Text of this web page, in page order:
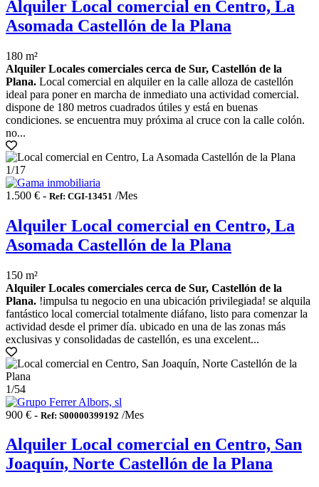
Alquiler Local comercial en Centro, La
Asomada Castellón de la Plana
180 m²
Alquiler Locales comerciales cerca de Sur, Castellón de la
Plana. Local comercial en alquiler en la calle alloza de castellón
ideal para poner en marcha de inmediato una actividad comercial.
dispone de 180 metros cuadrados útiles y está en buenas
condiciones. se encuentra muy próxima al cruce con la calle colón.
no...
1/17
1.500 € - Ref: CGI-13451 /Mes
Alquiler Local comercial en Centro, La
Asomada Castellón de la Plana
150 m²
Alquiler Locales comerciales cerca de Sur, Castellón de la
Plana. !impulsa tu negocio en una ubicación privilegiada! se alquila
fantástico local comercial totalmente diáfano, listo para comenzar la
actividad desde el primer día. ubicado en una de las zonas más
exclusivas y consolidadas de castellón, es una excelent...
1/54
900 € - Ref: S00000399192 /Mes
Alquiler Local comercial en Centro, San
Joaquín, Norte Castellón de la Plana